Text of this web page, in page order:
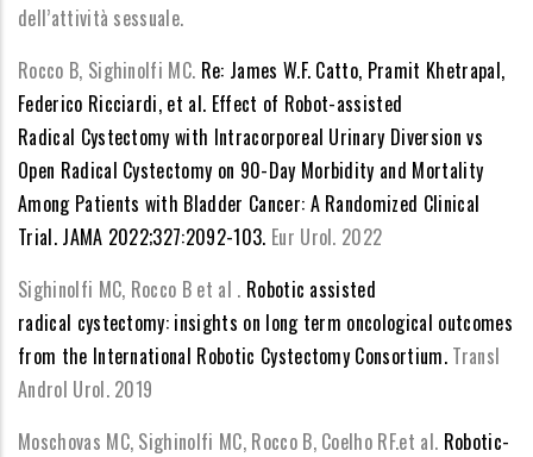
dell’attività sessuale.
Rocco B, Sighinolfi MC. Re: James W.F. Catto, Pramit Khetrapal,
Federico Ricciardi, et al. Effect of Robot-assisted
Radical Cystectomy with Intracorporeal Urinary Diversion vs
Open Radical Cystectomy on 90-Day Morbidity and Mortality
Among Patients with Bladder Cancer: A Randomized Clinical
Trial. JAMA 2022;327:2092-103. Eur Urol. 2022
Sighinolfi MC, Rocco B et al . Robotic assisted
radical cystectomy: insights on long term oncological outcomes
from the International Robotic Cystectomy Consortium.Transl
Androl Urol. 2019
Moschovas MC, Sighinolfi MC, Rocco B, Coelho RF.et al. Robotic-